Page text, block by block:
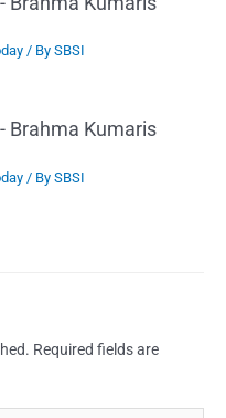
/ BySBSI
Brahma Kumaris
/ BySBSI
Required fields are